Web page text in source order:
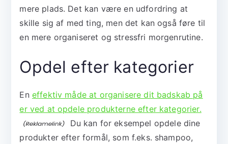
mere plads. Det kan være en udfordring at
skille sig af med ting, men det kan også føre til
en mere organiseret og stressfri morgenrutine.
Opdel efter kategorier
En effektiv måde at organisere dit badskab på
er ved at opdele produkterne efter kategorier.
Du kan for eksempel opdele dine
produkter efter formål, som f.eks. shampoo,